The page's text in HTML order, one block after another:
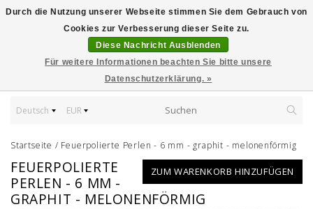
Deutsch EUR
Startseite / Feuerpolierte Perlen - 6 mm - graphit - melonenförmig
ZUM WARENKORB HINZUFÜGEN
FEUERPOLIERTE
PERLEN - 6 MM -
GRAPHIT - MELONENFÖRMIG
Durch die Nutzung unserer Webseite stimmen Sie dem Gebrauch von
Cookies zur Verbesserung dieser Seite zu.
Diese Nachricht Ausblenden
Für weitere Informationen beachten Sie bitte unsere
Datenschutzerklärung. »